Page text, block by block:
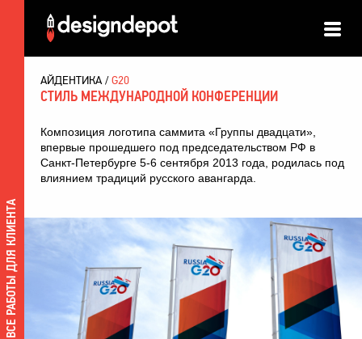
ВСЕ РАБОТЫ ДЛЯ КЛИЕНТА
АЙДЕНТИКА G20
СТИЛЬ МЕЖДУНАРОДНОЙ КОНФЕРЕНЦИИ
Композиция логотипа саммита «Группы двадцати»,
впервые прошедшего под председательством РФ в
Санкт-Петербурге 5-6 сентября 2013 года, родилась под
влиянием традиций русского авангарда.